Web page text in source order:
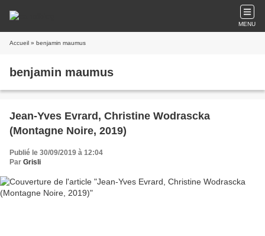
MENU
Accueil » benjamin maumus
benjamin maumus
Jean-Yves Evrard, Christine Wodrascka
(Montagne Noire, 2019)
Publié le 30/09/2019 à 12:04
Par Grisli